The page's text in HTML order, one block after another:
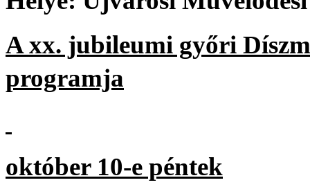
A xx. jubileumi győri
programja
október 10-e péntek